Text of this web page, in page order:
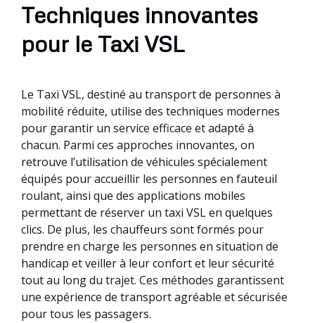
Techniques innovantes
pour le Taxi VSL
Le Taxi VSL, destiné au transport de personnes à
mobilité réduite, utilise des techniques modernes
pour garantir un service efficace et adapté à
chacun. Parmi ces approches innovantes, on
retrouve l’utilisation de véhicules spécialement
équipés pour accueillir les personnes en fauteuil
roulant, ainsi que des applications mobiles
permettant de réserver un taxi VSL en quelques
clics. De plus, les chauffeurs sont formés pour
prendre en charge les personnes en situation de
handicap et veiller à leur confort et leur sécurité
tout au long du trajet. Ces méthodes garantissent
une expérience de transport agréable et sécurisée
pour tous les passagers.